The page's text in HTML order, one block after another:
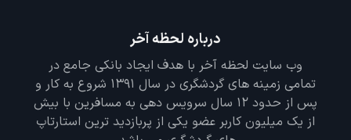
درباره لحظه آخر
وب سایت لحظه آخر با هدف ایجاد بانکی جامع در
تمامی زمینه های گردشگری در سال 1391 شروع به کار و
پس از حدود 12 سال سرویس دهی به مسافرین با بیش
از یک میلیون کاربر عضو یکی از پربازدید ترین استارتاپ